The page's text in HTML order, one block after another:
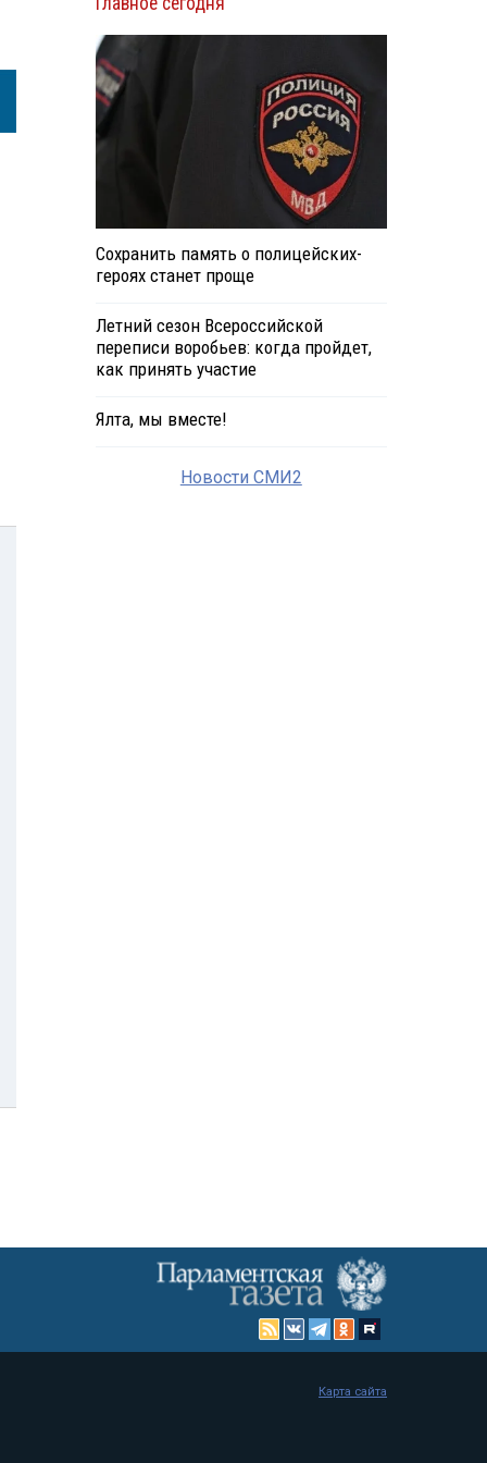
Сохранить память о полицейских-
героях станет проще
Летний сезон Всероссийской
переписи воробьев: когда пройдет,
как принять участие
Ялта, мы вместе!
Новости СМИ2
Карта сайта